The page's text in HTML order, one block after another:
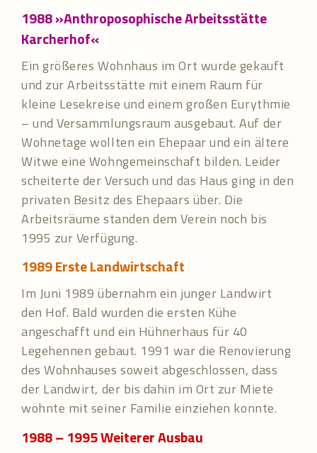
1988»Anthroposophische Arbeitsstätte
Karcherhof«
Ein größeres Wohnhaus im Ort wurde gekauft
und zur Arbeitsstätte mit einem Raum für
kleine Lesekreise und einem großen Eurythmie
– und Versammlungsraum ausgebaut. Auf der
Wohnetage wollten ein Ehepaar und ein ältere
Witwe eine Wohngemeinschaft bilden. Leider
scheiterte der Versuch und das Haus ging in den
privaten Besitz des Ehepaars über. Die
Arbeitsräume standen dem Verein noch bis
1995 zur Verfügung.
1989Erste Landwirtschaft
Im Juni 1989 übernahm ein junger Landwirt
den Hof. Bald wurden die ersten Kühe
angeschafft und ein Hühnerhaus für 40
Legehennen gebaut. 1991 war die Renovierung
des Wohnhauses soweit abgeschlossen, dass
der Landwirt, der bis dahin im Ort zur Miete
wohnte mit seiner Familie einziehen konnte.
1988 – 1995Weiterer Ausbau